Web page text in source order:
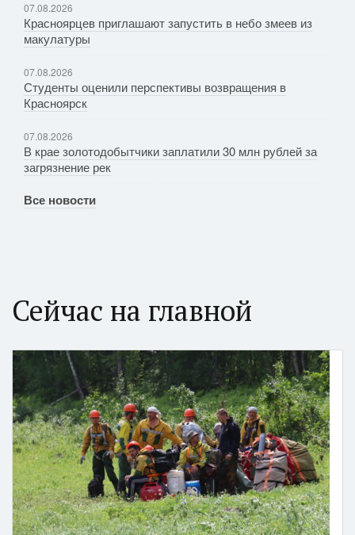
07.08.2026
Красноярцев приглашают запустить в небо змеев из
макулатуры
07.08.2026
Студенты оценили перспективы возвращения в
Красноярск
07.08.2026
В крае золотодобытчики заплатили 30 млн рублей за
загрязнение рек
Все новости
Сейчас на главной